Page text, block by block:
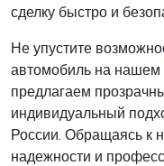
сделку быстро и
Не упустите
автомобиль на
предлагаем
индивидуальный
России. Обращаясь к
надежности и